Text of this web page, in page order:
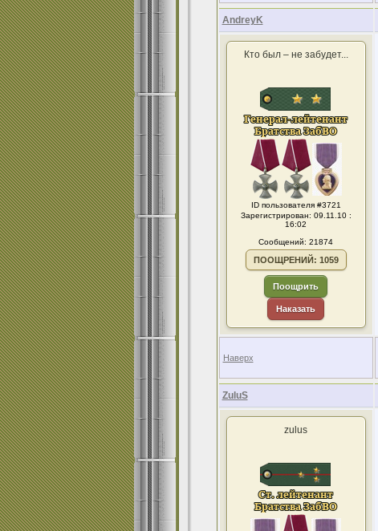
AndreyK
Кто был – не забудет...
ID пользователя #3721
Зарегистрирован: 09.11.10 :
16:02
Сообщений: 21874
ПООЩРЕНИЙ: 1059
Поощрить
Наказать
Наверх
ZuluS
zulus